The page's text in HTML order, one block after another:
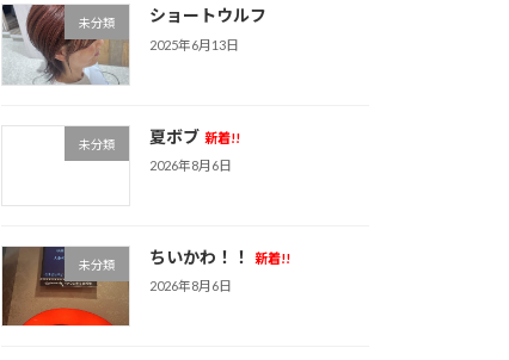
未分類 ショートウルフ
2025年6月13日
未分類 夏ボブ 新着!!
2026年8月6日
未分類 ちいかわ！！
新着!!
2026年8月6日